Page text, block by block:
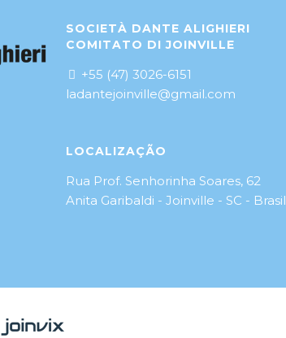
SOCIETÀ DANTE ALIGHIERI
COMITATO DI JOINVILLE
+55 (47) 3026-6151
ladantejoinville@gmail.com
LOCALIZAÇÃO
Rua Prof. Senhorinha Soares, 62
Anita Garibaldi - Joinville - SC - Brasil